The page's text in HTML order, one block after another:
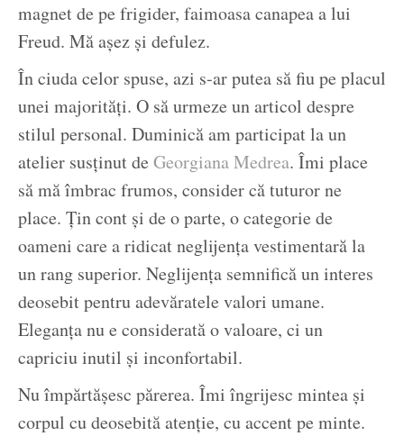
magnet de pe frigider, faimoasa canapea a lui
Freud. Mă așez și defulez.
În ciuda celor spuse, azi s-ar putea să fiu pe placul
unei majorități. O să urmeze un articol despre
stilul personal. Duminică am participat la un
atelier susținut de Georgiana Medrea. Îmi place
să mă îmbrac frumos, consider că tuturor ne
place. Țin cont și de o parte, o categorie de
oameni care a ridicat neglijența vestimentară la
un rang superior. Neglijența semnifică un interes
deosebit pentru adevăratele valori umane.
Eleganța nu e considerată o valoare, ci un
capriciu inutil și inconfortabil.
Nu împărtășesc părerea. Îmi îngrijesc mintea și
corpul cu deosebită atenție, cu accent pe minte.